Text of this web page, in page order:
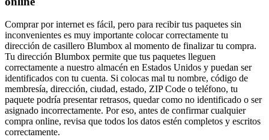
Comprar por internet es fácil, pero para recibir tus paquetes sin
inconvenientes es muy importante colocar correctamente tu
dirección de casillero Blumbox al momento de finalizar tu compra.
Tu dirección Blumbox permite que tus paquetes lleguen
correctamente a nuestro almacén en Estados Unidos y puedan ser
identificados con tu cuenta. Si colocas mal tu nombre, código de
membresía, dirección, ciudad, estado, ZIP Code o teléfono, tu
paquete podría presentar retrasos, quedar como no identificado o ser
asignado incorrectamente. Por eso, antes de confirmar cualquier
compra online, revisa que todos los datos estén completos y escritos
correctamente.